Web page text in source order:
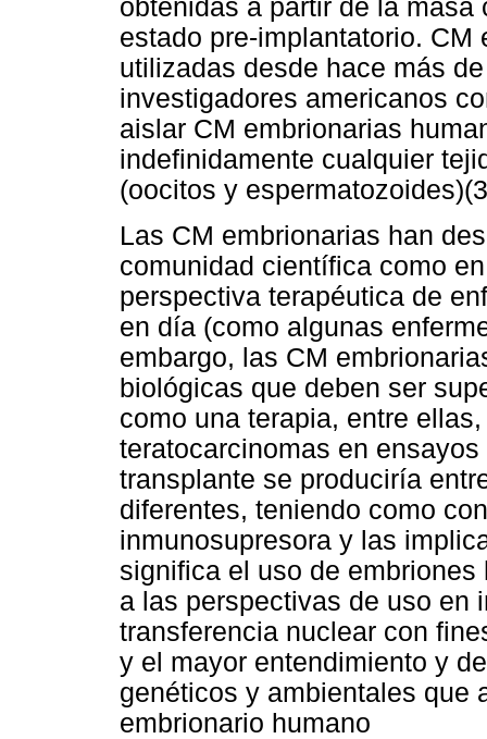
obtenidas a partir de la
estado pre-implantatorio.
utilizadas desde hace más
investigadores americanos
aislar CM embrionarias
indefinidamente cualquier
(oocitos y
Las CM embrionarias han
comunidad científica como
perspectiva terapéutica de
en día (como algunas
embargo, las CM
biológicas que deben ser
como una terapia, entre
teratocarcinomas en
transplante se produciría
diferentes, teniendo como
inmunosupresora y las
significa el uso de
a las perspectivas de uso en
transferencia nuclear con
y el mayor entendimiento y
genéticos y ambientales que
embrionario humano